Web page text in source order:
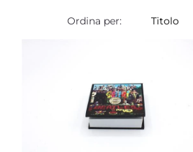
Ordina per: